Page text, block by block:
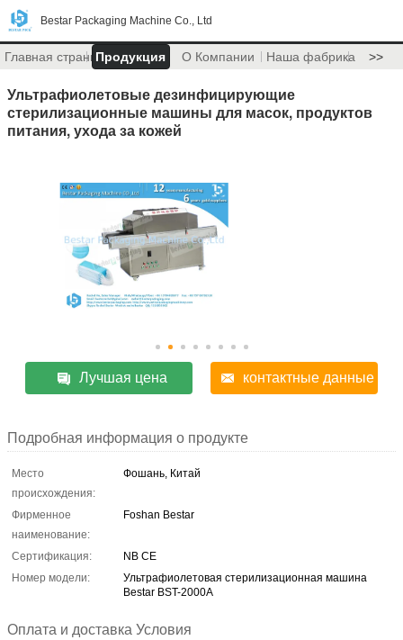
Bestar Packaging Machine Co., Ltd
Главная страницаПродукция О Компании Наша фабрика >>
Ультрафиолетовые дезинфицирующие
стерилизационные машины для масок, продуктов
питания, ухода за кожей
Лучшая цена контактные данные
Подробная информация о продукте
Место
происхождения:
Фошань, Китай
Фирменное
наименование:
Foshan Bestar
Сертификация:
NB CE
Номер модели:
Ультрафиолетовая стерилизационная машина
Bestar BST-2000A
Оплата и доставка Условия